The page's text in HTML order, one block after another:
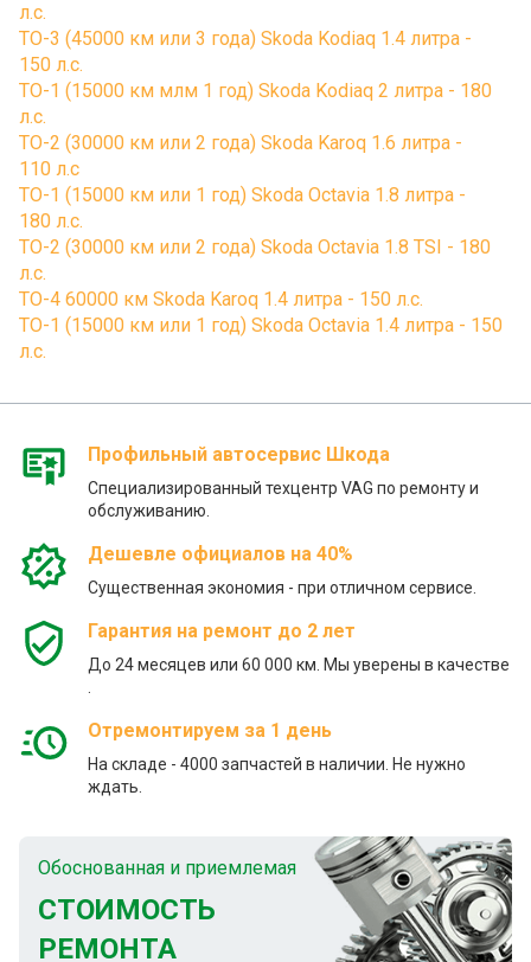
л.с.
ТО-3 (45000 км или 3 года) Skoda Kodiaq 1.4 литра -
150 л.с.
ТО-1 (15000 км млм 1 год) Skoda Kodiaq 2 литра - 180
л.с.
ТО-2 (30000 км или 2 года) Skoda Karoq 1.6 литра -
110 л.с
ТО-1 (15000 км или 1 год) Skoda Octavia 1.8 литра -
180 л.с.
ТО-2 (30000 км или 2 года) Skoda Octavia 1.8 TSI - 180
л.с.
ТО-4 60000 км Skoda Karoq 1.4 литра - 150 л.с.
ТО-1 (15000 км или 1 год) Skoda Octavia 1.4 литра - 150
л.с.
Профильный автосервис Шкода
Специализированный техцентр VAG по ремонту и
обслуживанию.
Дешевле официалов на 40%
Существенная экономия - при отличном сервисе.
Гарантия на ремонт до 2 лет
До 24 месяцев или 60 000 км. Мы уверены в качестве
Отремонтируем за 1 день
На складе - 4000 запчастей в наличии. Не нужно
ждать.
Обоснованная и приемлемая
СТОИМОСТЬ
РЕМОНТА